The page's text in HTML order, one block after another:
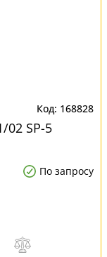
168828
02 SP-5
По запросу